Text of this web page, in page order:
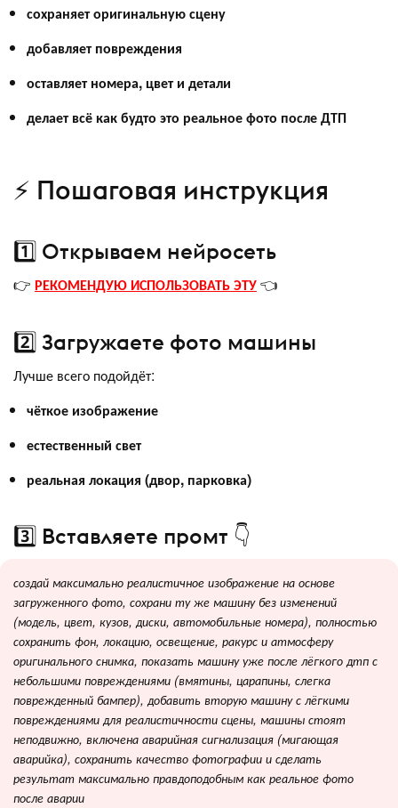
сохраняет оригинальную сцену
добавляет повреждения
оставляет номера, цвет и детали
делает всё как будто это реальное фото после ДТП
⚡ Пошаговая инструкция
1️⃣ Открываем нейросеть
👉 РЕКОМЕНДУЮ ИСПОЛЬЗОВАТЬ ЭТУ👈
2️⃣ Загружаете фото машины
Лучше всего подойдёт:
чёткое изображение
естественный свет
реальная локация (двор, парковка)
3️⃣ Вставляете промт 👇
создай максимально реалистичное изображение на основе
загруженного фото, сохрани ту же машину без изменений
(модель, цвет, кузов, диски, автомобильные номера), полностью
сохранить фон, локацию, освещение, ракурс и атмосферу
оригинального снимка, показать машину уже после лёгкого дтп с
небольшими повреждениями (вмятины, царапины, слегка
поврежденный бампер), добавить вторую машину с лёгкими
повреждениями для реалистичности сцены, машины стоят
неподвижно, включена аварийная сигнализация (мигающая
аварийка), сохранить качество фотографии и сделать
результат максимально правдоподобным как реальное фото
после аварии